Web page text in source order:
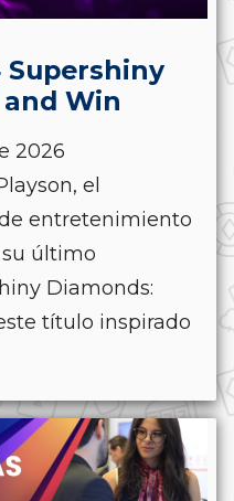
Supershiny
Win
2026
el
entretenimiento
último
Diamonds:
título inspirado